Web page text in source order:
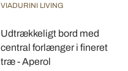
VIADURINI LIVING
Udtrækkeligt bord med
central forlænger i fineret
træ - Aperol